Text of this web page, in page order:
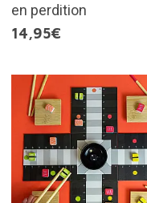
en perdition
14,95€